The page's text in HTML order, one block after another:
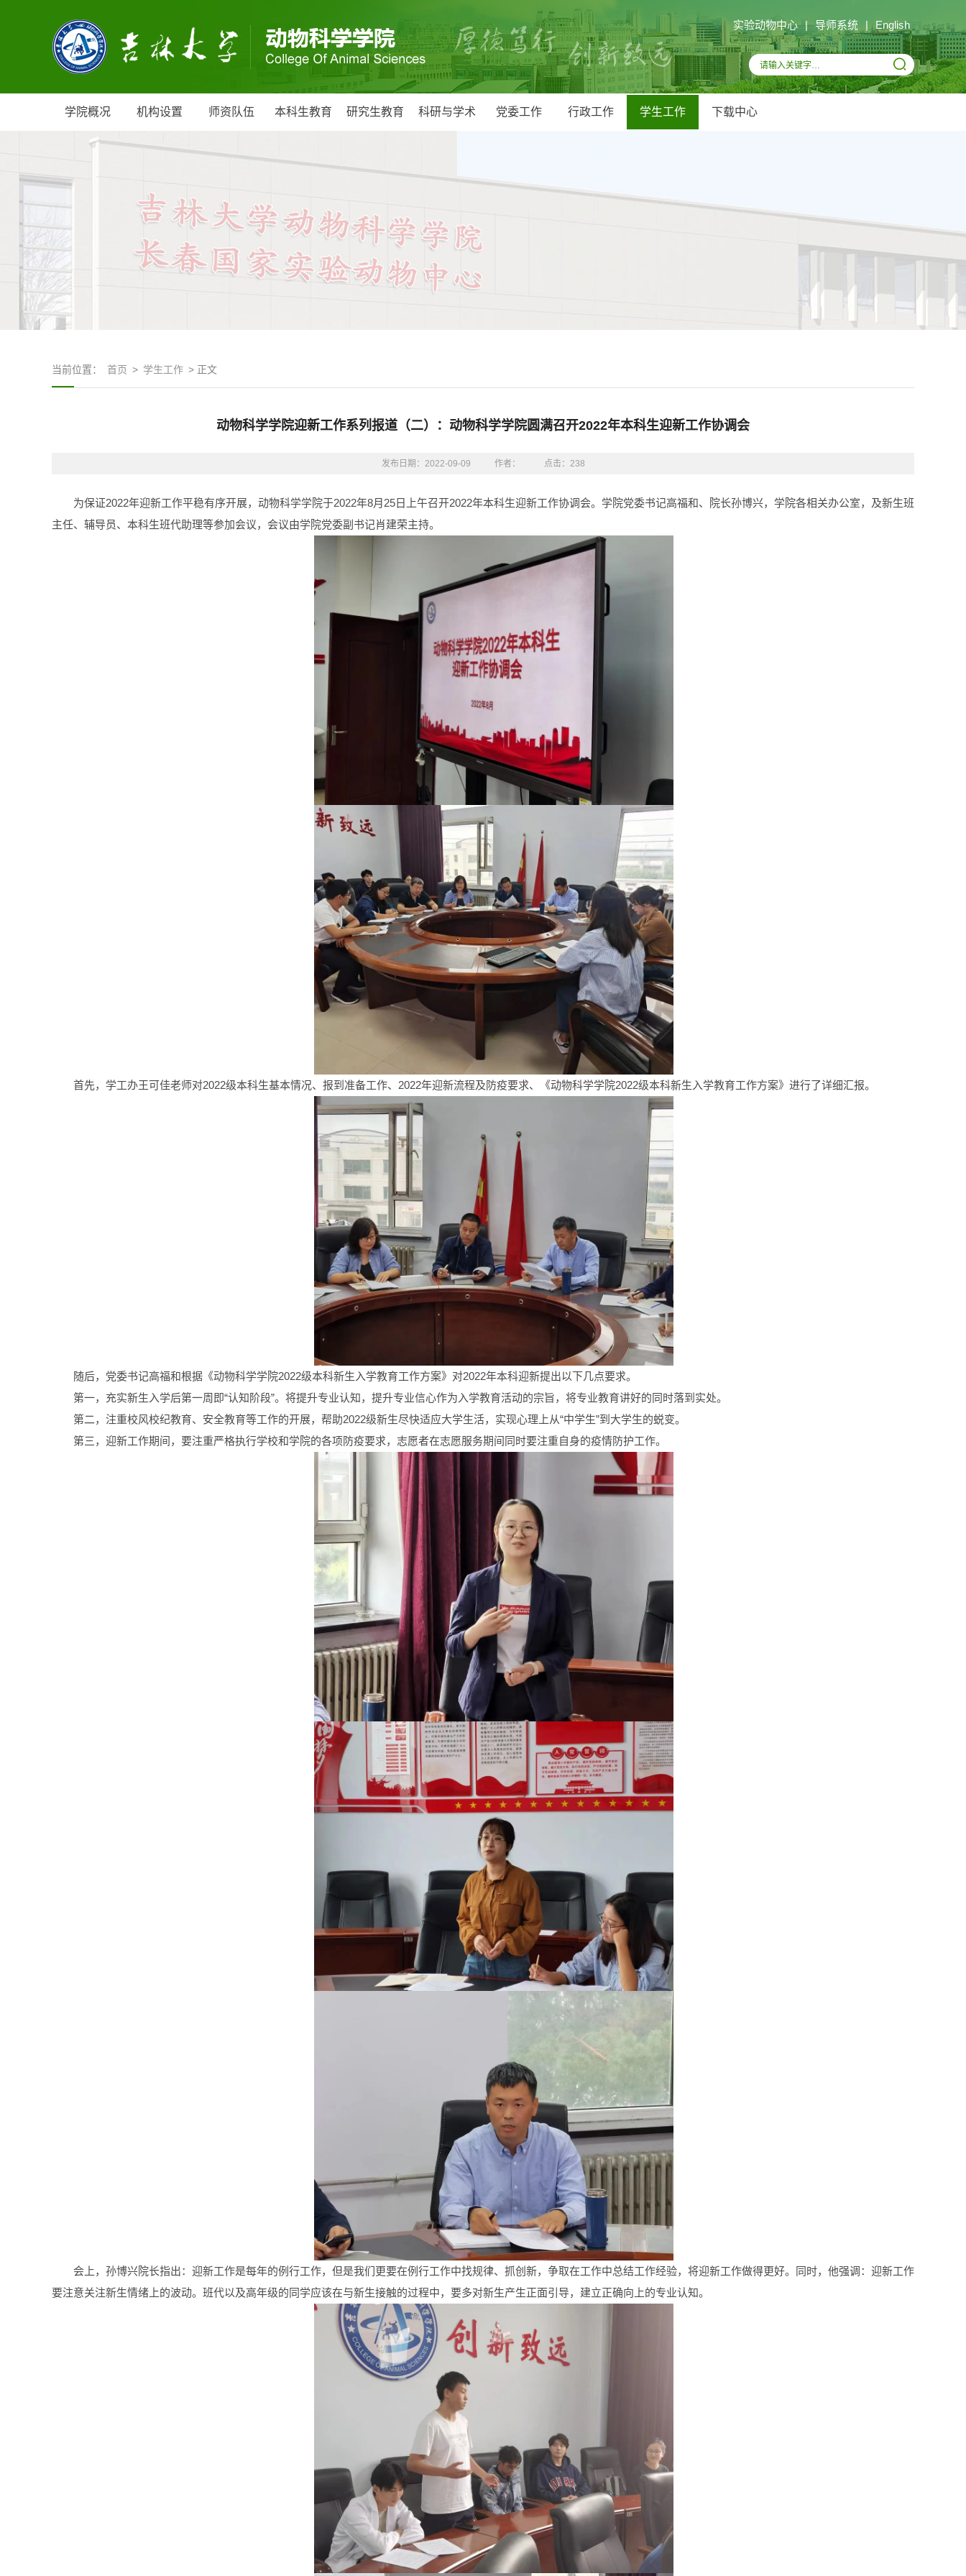
实验动物中心 | 导师系统 | English
学院概况 机构设置 师资队伍 本科生教育 研究生教育 科研与学术 党委工作 行政工作 学生工作 下载中心
当前位置： 首页 > 学生工作 > 正文
动物科学学院迎新工作系列报道（二）：动物科学学院圆满召开2022年本科生迎新工作协调会
发布日期：2022-09-09 作者： 点击： 238
为保证2022年迎新工作平稳有序开展，动物科学学院于2022年8月25日上午召开2022年本科生迎新工作协调会。学院党委书记高福和、院长孙博兴，学院各相关办公室，及新生班
主任、辅导员、本科生班代助理等参加会议，会议由学院党委副书记肖建荣主持。
首先，学工办王可佳老师对2022级本科生基本情况、报到准备工作、2022年迎新流程及防疫要求、《动物科学学院2022级本科新生入学教育工作方案》进行了详细汇报。
随后，党委书记高福和根据《动物科学学院2022级本科新生入学教育工作方案》对2022年本科迎新提出以下几点要求。
第一，充实新生入学后第一周即“认知阶段”。将提升专业认知，提升专业信心作为入学教育活动的宗旨，将专业教育讲好的同时落到实处。
第二，注重校风校纪教育、安全教育等工作的开展，帮助2022级新生尽快适应大学生活，实现心理上从“中学生”到大学生的蜕变。
第三，迎新工作期间，要注重严格执行学校和学院的各项防疫要求，志愿者在志愿服务期间同时要注重自身的疫情防护工作。
会上，孙博兴院长指出：迎新工作是每年的例行工作，但是我们更要在例行工作中找规律、抓创新，争取在工作中总结工作经验，将迎新工作做得更好。同时，他强调：迎新工作
要注意关注新生情绪上的波动。班代以及高年级的同学应该在与新生接触的过程中，要多对新生产生正面引导，建立正确向上的专业认知。